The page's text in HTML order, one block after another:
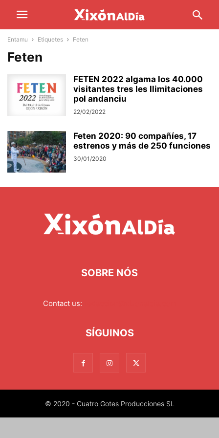
Entamu Etiquetes Feten
Feten
FETEN 2022 algama los 40.000
visitantes tres les llimitaciones
pol andanciu
22/02/2022
Feten 2020: 90 compañíes, 17
estrenos y más de 250 funciones
30/01/2020
SOBRE NÓS
Contact us:
SÍGUINOS
© 2020 - Cuatro Gotes Producciones SL